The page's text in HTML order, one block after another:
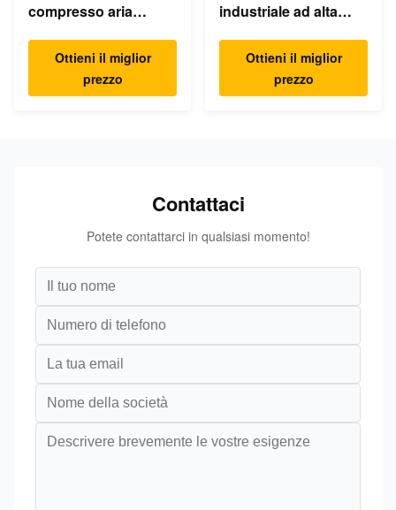
compresso aria
dell'essiccatore
industriale dell'aria
220v
Ottieni il miglior
prezzo
industriale ad alta
della macchina KB15
30Bar 15kw 20hp a
basso rumore
Ottieni il miglior
prezzo
Contattaci
Potete contattarci in qualsiasi momento!